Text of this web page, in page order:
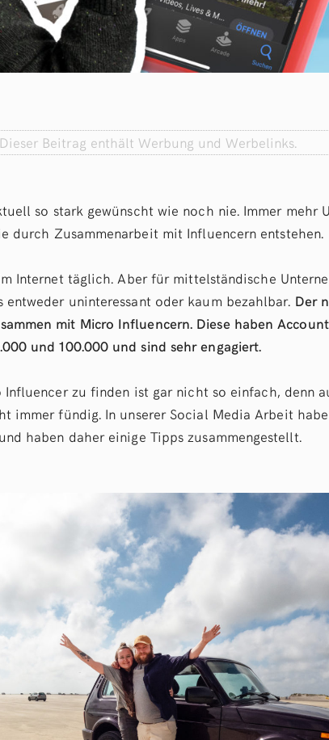
Dieser Beitrag enthält Werbung und Werbelinks.
so stark gewünscht wie noch nie. Immer mehr
durch Zusammenarbeit mit Influencern entstehen.
Internet täglich. Aber für mittelständische
entweder uninteressant oder kaum bezahlbar. Der
mit Micro Influencern. Diese haben
und 100.000 und sind sehr engagiert.
zu finden ist gar nicht so einfach, denn
immer fündig. In unserer Social Media Arbeit
haben daher einige Tipps zusammengestellt.